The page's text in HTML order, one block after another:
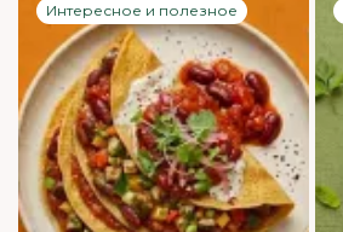
Интересное и полезное